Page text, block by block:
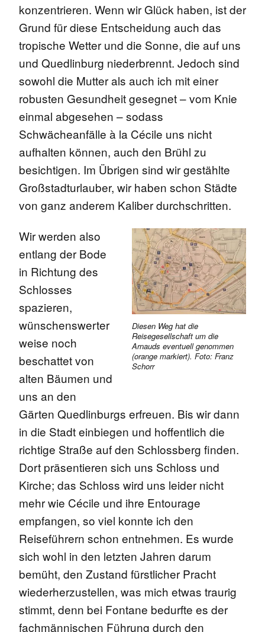
konzentrieren. Wenn wir Glück haben, ist der
Grund für diese Entscheidung auch das
tropische Wetter und die Sonne, die auf uns
und Quedlinburg niederbrennt. Jedoch sind
sowohl die Mutter als auch ich mit einer
robusten Gesundheit gesegnet – vom Knie
einmal abgesehen – sodass
Schwächeanfälle à la Cécile uns nicht
aufhalten können, auch den Brühl zu
besichtigen. Im Übrigen sind wir gestählte
Großstadturlauber, wir haben schon Städte
von ganz anderem Kaliber durchschritten.
Diesen Weg hat die
Reisegesellschaft um die
Arnauds eventuell genommen
(orange markiert). Foto: Franz
Schorr
Wir werden also
entlang der Bode
in Richtung des
Schlosses
spazieren,
wünschenswerter
weise noch
beschattet von
alten Bäumen und
uns an den
Gärten Quedlinburgs erfreuen. Bis wir dann
in die Stadt einbiegen und hoffentlich die
richtige Straße auf den Schlossberg finden.
Dort präsentieren sich uns Schloss und
Kirche; das Schloss wird uns leider nicht
mehr wie Cécile und ihre Entourage
empfangen, so viel konnte ich den
Reiseführern schon entnehmen. Es wurde
sich wohl in den letzten Jahren darum
bemüht, den Zustand fürstlicher Pracht
wiederherzustellen, was mich etwas traurig
stimmt, denn bei Fontane bedurfte es der
fachmännischen Führung durch den